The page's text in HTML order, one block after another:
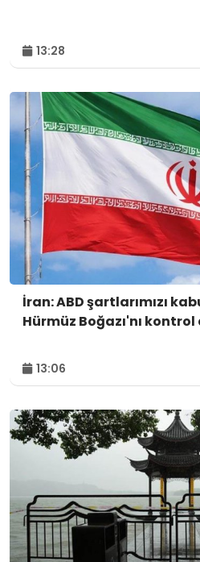
13:28
İran: ABD şartlarımızı
Hürmüz Boğazı'nı
13:06